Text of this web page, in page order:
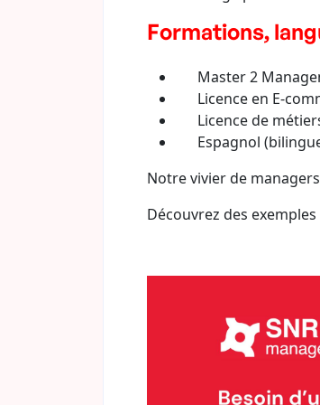
Formations,
Master 2
Licence en E-
Licence de
Espagnol
Notre vivier de
Découvrez des